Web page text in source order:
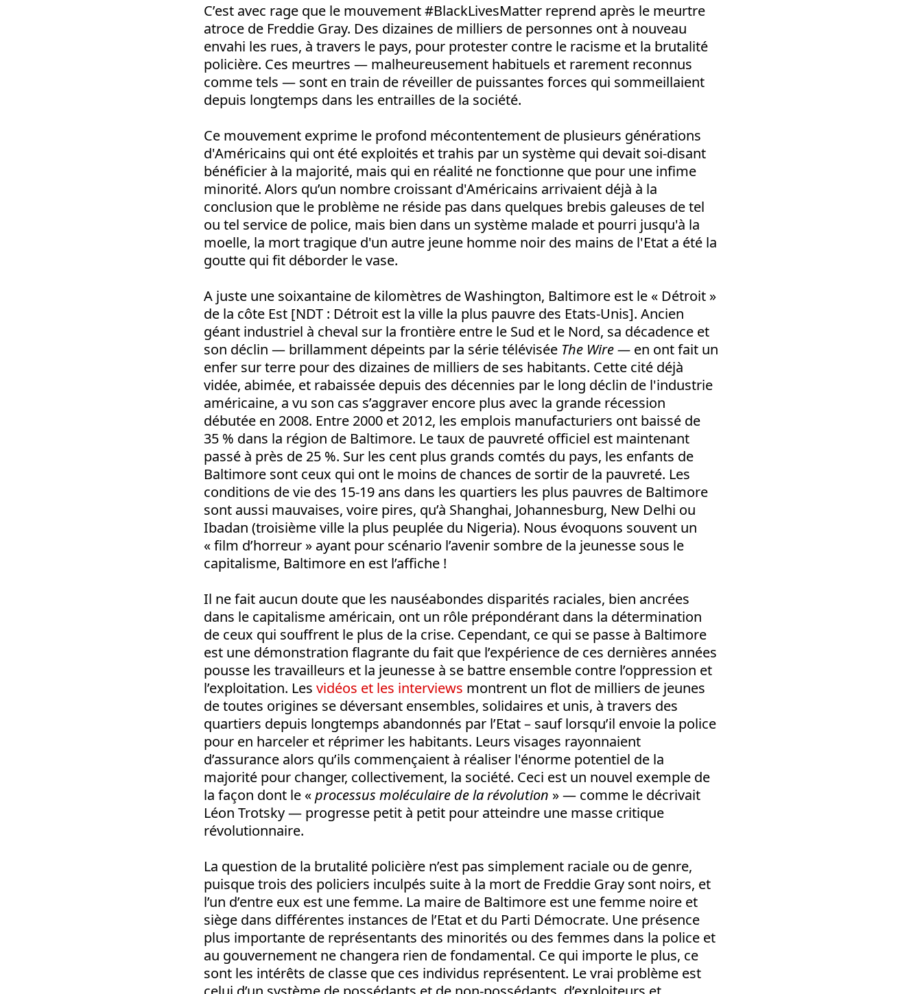
C’est avec rage que le mouvement #BlackLivesMatter reprend après le meurtre
atroce de Freddie Gray. Des dizaines de milliers de personnes ont à nouveau
envahi les rues, à travers le pays, pour protester contre le racisme et la brutalité
policière. Ces meurtres — malheureusement habituels et rarement reconnus
comme tels — sont en train de réveiller de puissantes forces qui sommeillaient
depuis longtemps dans les entrailles de la société.
Ce mouvement exprime le profond mécontentement de plusieurs générations
d'Américains qui ont été exploités et trahis par un système qui devait soi-disant
bénéficier à la majorité, mais qui en réalité ne fonctionne que pour une infime
minorité. Alors qu’un nombre croissant d'Américains arrivaient déjà à la
conclusion que le problème ne réside pas dans quelques brebis galeuses de tel
ou tel service de police, mais bien dans un système malade et pourri jusqu'à la
moelle, la mort tragique d'un autre jeune homme noir des mains de l'Etat a été la
goutte qui fit déborder le vase.
A juste une soixantaine de kilomètres de Washington, Baltimore est le « Détroit »
de la côte Est [NDT : Détroit est la ville la plus pauvre des Etats-Unis]. Ancien
géant industriel à cheval sur la frontière entre le Sud et le Nord, sa décadence et
son déclin — brillamment dépeints par la série télévisée The Wire — en ont fait un
enfer sur terre pour des dizaines de milliers de ses habitants. Cette cité déjà
vidée, abimée, et rabaissée depuis des décennies par le long déclin de l'industrie
américaine, a vu son cas s’aggraver encore plus avec la grande récession
débutée en 2008. Entre 2000 et 2012, les emplois manufacturiers ont baissé de
35 % dans la région de Baltimore. Le taux de pauvreté officiel est maintenant
passé à près de 25 %. Sur les cent plus grands comtés du pays, les enfants de
Baltimore sont ceux qui ont le moins de chances de sortir de la pauvreté. Les
conditions de vie des 15-19 ans dans les quartiers les plus pauvres de Baltimore
sont aussi mauvaises, voire pires, qu’à Shanghai, Johannesburg, New Delhi ou
Ibadan (troisième ville la plus peuplée du Nigeria). Nous évoquons souvent un
« film d’horreur » ayant pour scénario l’avenir sombre de la jeunesse sous le
capitalisme, Baltimore en est l’affiche !
Il ne fait aucun doute que les nauséabondes disparités raciales, bien ancrées
dans le capitalisme américain, ont un rôle prépondérant dans la détermination
de ceux qui souffrent le plus de la crise. Cependant, ce qui se passe à Baltimore
est une démonstration flagrante du fait que l’expérience de ces dernières années
pousse les travailleurs et la jeunesse à se battre ensemble contre l’oppression et
l’exploitation. Les vidéos et les interviews montrent un flot de milliers de jeunes
de toutes origines se déversant ensembles, solidaires et unis, à travers des
quartiers depuis longtemps abandonnés par l’Etat – sauf lorsqu’il envoie la police
pour en harceler et réprimer les habitants. Leurs visages rayonnaient
d’assurance alors qu’ils commençaient à réaliser l'énorme potentiel de la
majorité pour changer, collectivement, la société. Ceci est un nouvel exemple de
la façon dont le «processus moléculaire de la révolution » — comme le décrivait
Léon Trotsky — progresse petit à petit pour atteindre une masse critique
révolutionnaire.
La question de la brutalité policière n’est pas simplement raciale ou de genre,
puisque trois des policiers inculpés suite à la mort de Freddie Gray sont noirs, et
l’un d’entre eux est une femme. La maire de Baltimore est une femme noire et
siège dans différentes instances de l’Etat et du Parti Démocrate. Une présence
plus importante de représentants des minorités ou des femmes dans la police et
au gouvernement ne changera rien de fondamental. Ce qui importe le plus, ce
sont les intérêts de classe que ces individus représentent. Le vrai problème est